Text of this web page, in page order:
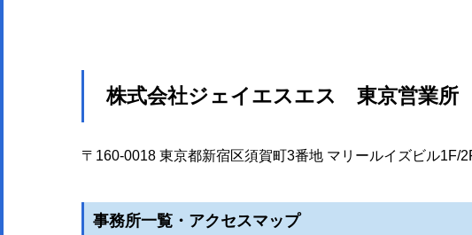
株式会社ジェイエスエス 東京営業所
〒160-0018 東京都新宿区須賀町3番地 マリールイズビル1F/
事務所一覧・アクセスマップ